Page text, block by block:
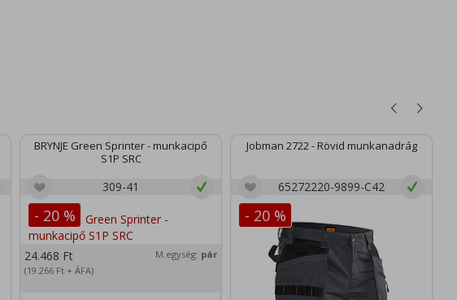
BRYNJE Green Sprinter - munkacipő
S1P SRC
309-41
- 20 %
24.468 Ft
(19.266 Ft + ÁFA)
M.egység: pár
Jobman 2722 - Rövid munkanadrág
65272220-9899-C42
- 20 %